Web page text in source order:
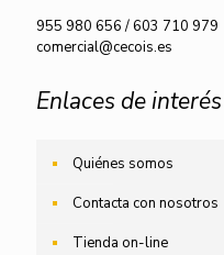
955 980 656/603 710 979
comercial@cecois.es
Enlaces de interés
Quiénes somos
Contacta con nosotros
Tienda on-line